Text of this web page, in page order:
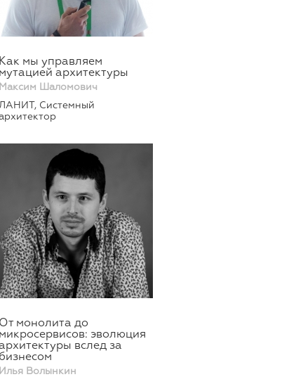
Как мы управляем
мутацией архитектуры
Максим Шаломович
Системный
От монолита до
микросервисов: эволюция
вслед за
бизнесом
Илья Волынкин